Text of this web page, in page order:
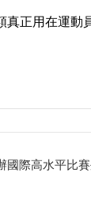
正用在運動
國際高水平比